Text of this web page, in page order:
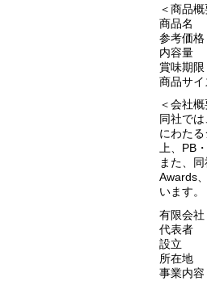
＜商品概
商品名
参考価
内容量
賞味期
商品サ
＜会社概
同社で
にわた
上、PB
また、
Awards
います。
有限会
代表者
設立 ：
所在地
事業内